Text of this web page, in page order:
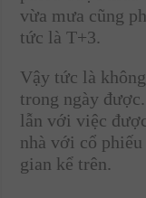
vừa mưa cũng
tức là T+3.
Vậy tức là
trong ngày
lẫn với việc
nhà với cổ
gian kể trên.